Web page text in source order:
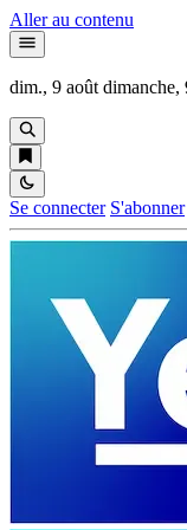
Aller au contenu
dim., 9 août dimanche,
Se connecter S'abonner